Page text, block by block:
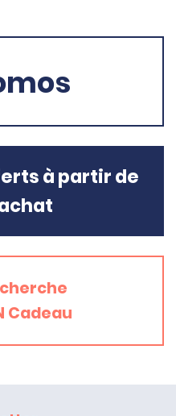
à partir de
Cadeau